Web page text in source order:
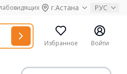
г.Астана РУС
Избранное Войти